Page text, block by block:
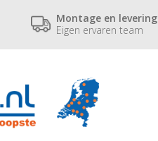
Montage en levering
Eigen ervaren team